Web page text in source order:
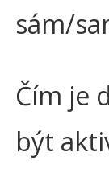
sám/
Čím je
být